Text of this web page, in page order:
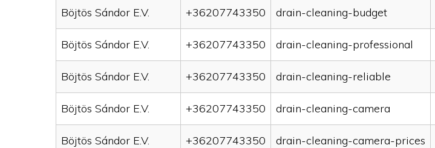
Böjtös Sándor E.V. +36207743350 drain-cleaning-budget
Böjtös Sándor E.V. +36207743350 drain-cleaning-professional
Böjtös Sándor E.V. +36207743350 drain-cleaning-reliable
Böjtös Sándor E.V. +36207743350 drain-cleaning-camera
Böjtös Sándor E.V. +36207743350 drain-cleaning-camera-prices